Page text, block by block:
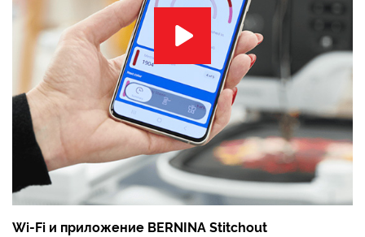
Wi-Fi и приложение BERNINA Stitchout